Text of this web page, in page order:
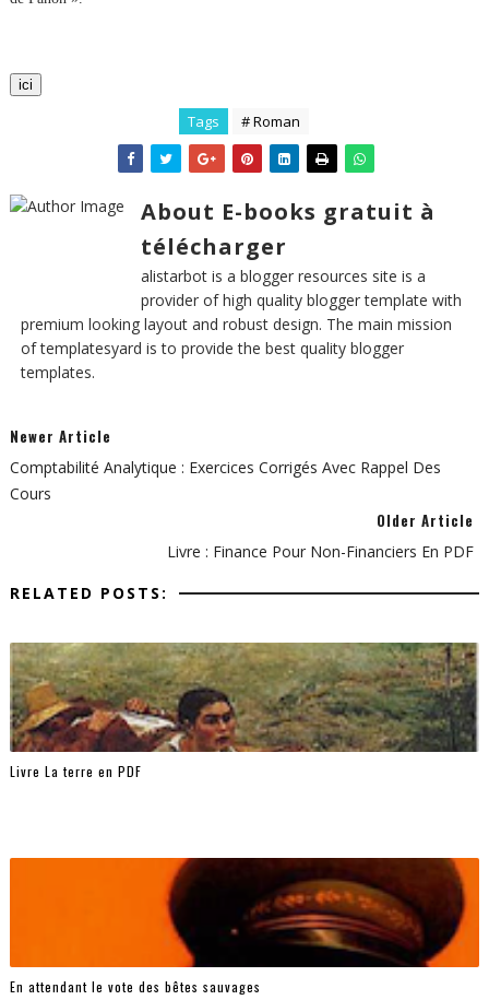
ici
Tags # Roman
About E-books gratuit à
télécharger
alistarbot is a blogger resources site is a
provider of high quality blogger template with
premium looking layout and robust design. The main mission
of templatesyard is to provide the best quality blogger
templates.
Newer Article
Comptabilité Analytique : Exercices Corrigés Avec Rappel Des
Cours
Older Article
Livre : Finance Pour Non-Financiers En PDF
RELATED POSTS:
Livre La terre en PDF
En attendant le vote des bêtes sauvages